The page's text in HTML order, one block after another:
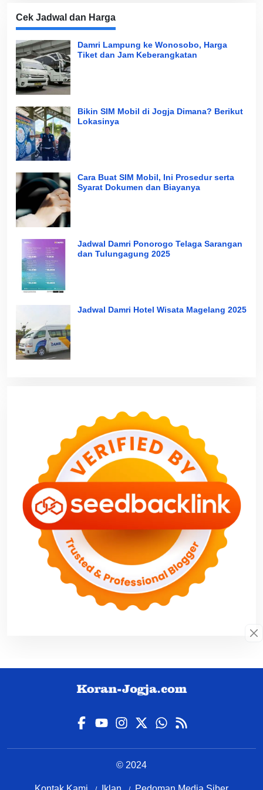
Cek Jadwal dan Harga
Damri Lampung ke Wonosobo, Harga
Tiket dan Jam Keberangkatan
Bikin SIM Mobil di Jogja Dimana? Berikut
Lokasinya
Cara Buat SIM Mobil, Ini Prosedur serta
Syarat Dokumen dan Biayanya
Jadwal Damri Ponorogo Telaga Sarangan
dan Tulungagung 2025
Jadwal Damri Hotel Wisata Magelang 2025
© 2024